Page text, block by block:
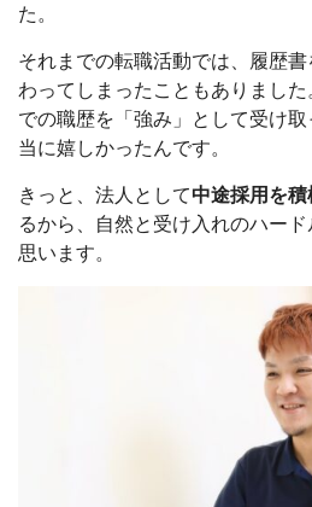
た。
それまでの転職活動では、履歴
わってしまったこともありまし
での職歴を「強み」として受け
当に嬉しかったんです。
きっと、法人として中途採用を
るから、自然と受け入れのハー
思います。